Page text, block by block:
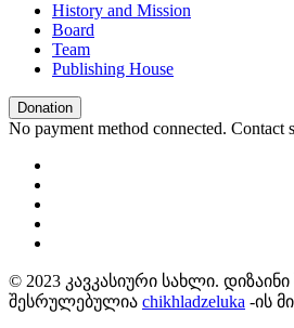
History and Mission
Board
Team
Publishing House
Donation
No payment method connected. Contact
© 2023 კავკასიური სახლი.
შესრულებულია chikhladzeluka -ის